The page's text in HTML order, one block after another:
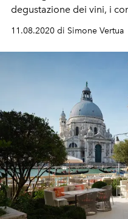
degustazione dei vini, i
11.08.2020 di Simone Vertua